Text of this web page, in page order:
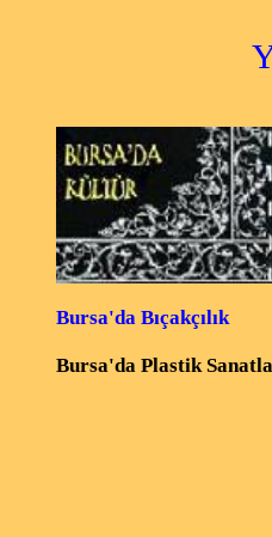
Bursa'da Bıçakçılık
Bursa'da Plastik